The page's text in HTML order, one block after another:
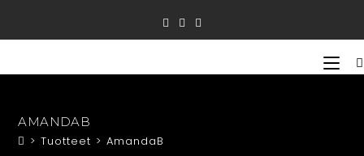
AMANDAB
> Tuotteet > AmandaB